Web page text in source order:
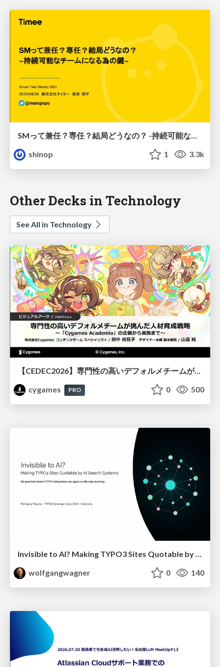
SMって兼任？専任？結局どうなの？ -持続可能なチームになる為の鍵-
shinop
1 3.3k
Other Decks in Technology
See All in Technology
【CEDEC2026】専門性の高いデフォルメチームが挑んだ人材育成戦略 〜Cygames Academiaの企画から実施まで〜
cygames
PRO 0 500
Invisible to AI? Making TYPO3 Sites Quotable by AI Search Systems
wolfgangwagner
0 140